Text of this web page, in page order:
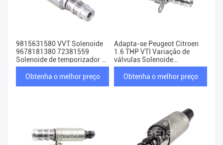
9815631580 VVT Solenoide
9678181380 72381559
Solenoide de temporizador de
válvula variável
Obtenha o melhor preço
Adapta-se Peugeot Citroen
1.6 THP VTI Variação de
válvulas Solenoide
1628924280 V758776080
Obtenha o melhor preço